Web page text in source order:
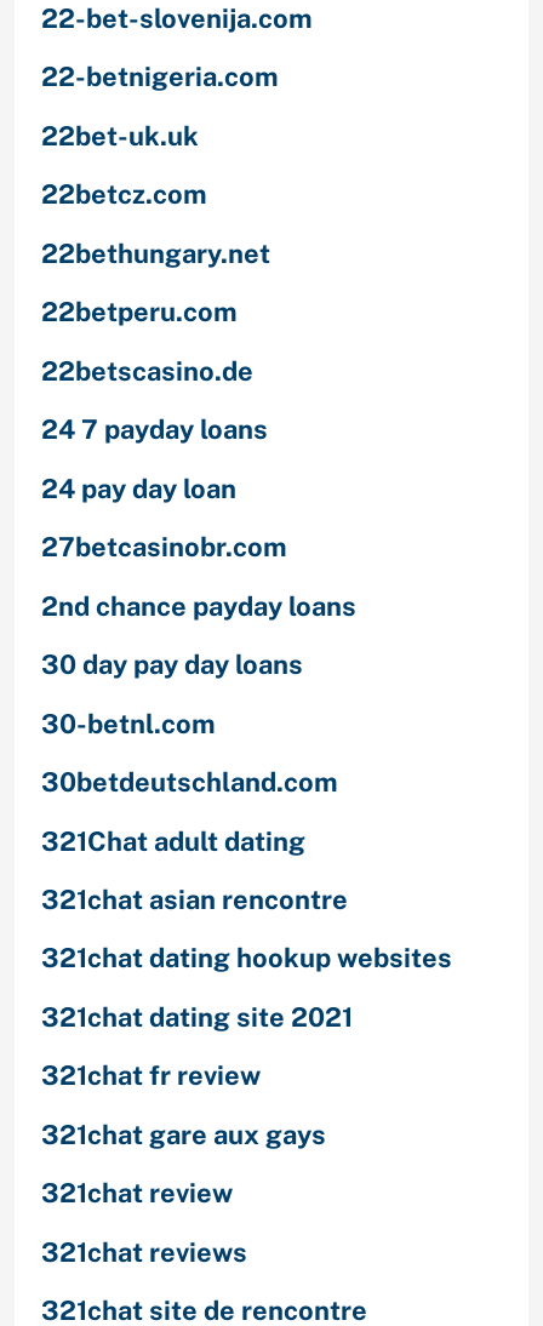
22-bet-slovenija.com
22-betnigeria.com
22bet-uk.uk
22betcz.com
22bethungary.net
22betperu.com
22betscasino.de
24 7 payday loans
24 pay day loan
27betcasinobr.com
2nd chance payday loans
30 day pay day loans
30-betnl.com
30betdeutschland.com
321Chat adult dating
321chat asian rencontre
321chat dating hookup websites
321chat dating site 2021
321chat fr review
321chat gare aux gays
321chat review
321chat reviews
321chat site de rencontre